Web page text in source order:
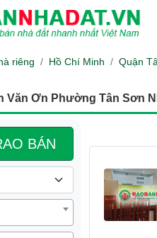
riêng Hồ Chí Minh Quận
Văn Ơn Phường Tân Sơn
BÁN